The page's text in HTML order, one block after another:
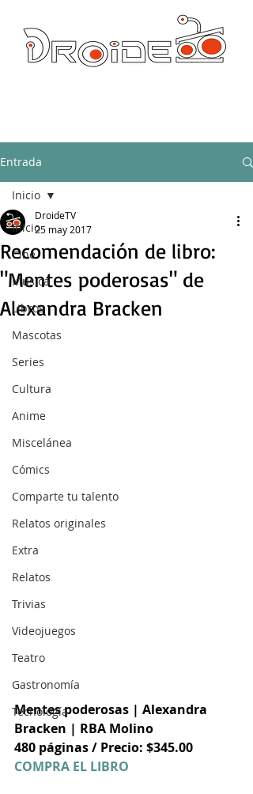
Entrada
Inicio
Cine
Música
Libros
Mascotas
Series
Cultura
Anime
Miscelánea
Cómics
Comparte tu talento
Relatos originales
Extra
Relatos
Trivias
Videojuegos
Teatro
Gastronomía
Tecnología
Inicio
Recomendación de libro:
"Mentes poderosas" de
Alexandra Bracken
DroideTV
25 may 2017
Mentes poderosas | Alexandra
Bracken | RBA Molino
480 páginas / Precio: $345.00
COMPRA EL LIBRO